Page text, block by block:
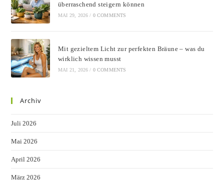
überraschend steigern können
MAI 29, 2026 / 0 COMMENTS
Mit gezieltem Licht zur perfekten Bräune – was du
wirklich wissen musst
MAI 21, 2026 / 0 COMMENTS
Archiv
Juli 2026
Mai 2026
April 2026
März 2026